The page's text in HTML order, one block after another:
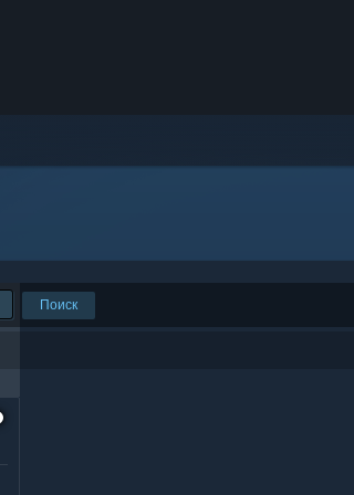
Поиск